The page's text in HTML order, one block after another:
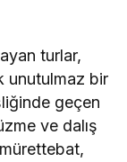
turlar,
unutulmaz bir
geçen
ve dalış